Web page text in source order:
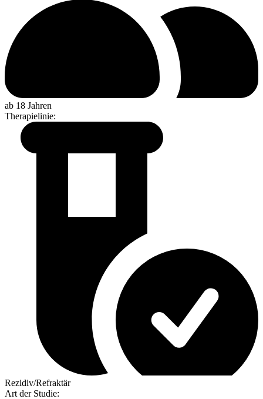
ab 18 Jahren
Therapielinie:
Rezidiv/Refraktär
Art der Studie: